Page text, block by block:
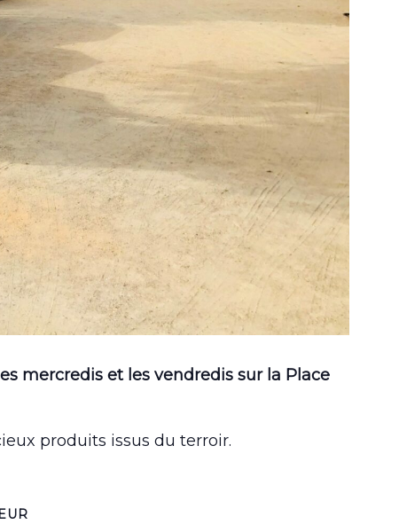
mercredis et les vendredis sur la Place
produits issus du terroir.